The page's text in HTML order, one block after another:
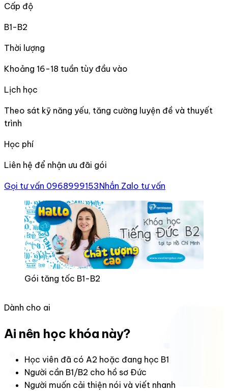
Cấp độ
B1-B2
Thời lượng
Khoảng 16-18 tuần tùy đầu vào
Lịch học
Theo sát kỹ năng yếu, tăng cường luyện đề và thuyết
trình
Học phí
Liên hệ để nhận ưu đãi gói
Gọi tư vấn 0968999153Nhắn Zalo tư vấn
Gói tăng tốc B1-B2
Dành cho ai
Ai nên học khóa này?
Học viên đã có A2 hoặc đang học B1
Người cần B1/B2 cho hồ sơ Đức
Người muốn cải thiện nói và viết nhanh